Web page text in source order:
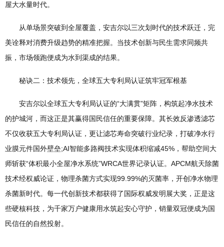
屋大水量时代。
从单场景突破到全屋覆盖，安吉尔以三次划时代的技术跃迁，完
美诠释对消费升级趋势的精准把握。当技术创新与民生需求同频共
振，市场领跑便成为水到渠成的结果。
秘诀二：技术领先，全球五大专利局认证筑牢冠军根基​​
安吉尔以全球五大专利局认证的“大满贯”矩阵，构筑起净水技术
的护城河，而这正是其赢得国民信任的重要保障。其长效反渗透滤芯
不仅收获五大专利局认证，更让滤芯寿命突破行业纪录，打破净水行
业膜元件国外壁垒;AI智能多路阀技术实现体积缩减45%，帮助空间大
师斩获“体积最小全屋净水系统”WRCA世界记录认证。APCM航天除菌
技术经权威论证，物理杀菌方式实现99.99%的灭菌率，开创净水物理
杀菌新时代。每一代创新技术都获得了国际权威发明展大奖，正是这
些硬核科技，为千家万户健康用水筑起安心守护，销量双冠便成为国
民信任的自然投射。